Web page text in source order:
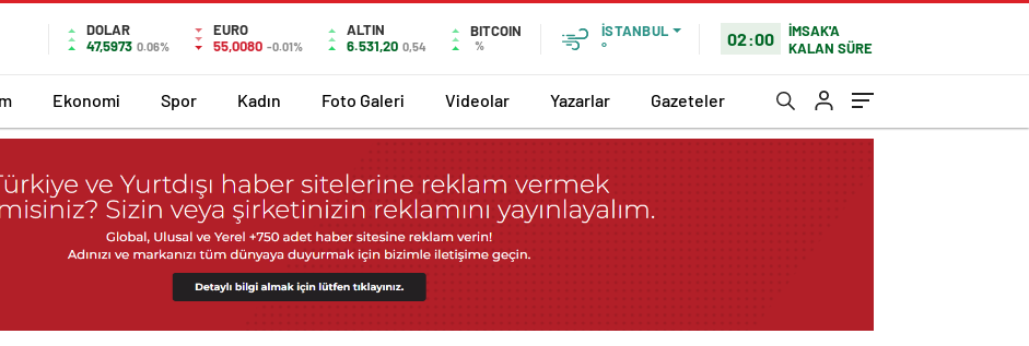
DOLAR
47,5973 0.06%
EURO
55,0080 -0.01%
ALTIN
6.531,20 0,54
BITCOIN
%
İSTANBUL
°
02:00
İMSAK'A
KALAN SÜRE
Ekonomi Spor Kadın Foto Galeri Videolar Yazarlar Gazeteler